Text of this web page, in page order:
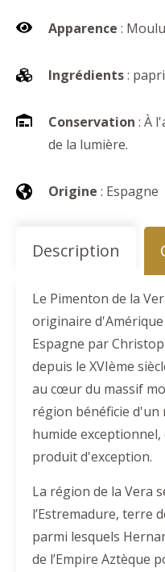
Apparence : Moulu
Ingrédients:
Conservation : À
de la lumière.
Origine : Espagne
Description
Le Pimenton de la
originaire
Espagne par
depuis le XVIème
au cœur du massif
région bénéficie
humide
produit d'exception.
La région de la Vera
l’Estremadure, terre
parmi lesquels
de l’Empire Aztèque